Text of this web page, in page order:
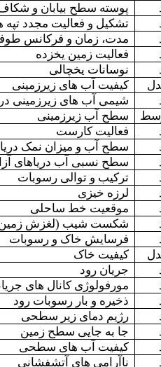
پوسته سطح بیابان و
تشکیل و فعالیت مجدد تپه
مدت، زمان و فرکانس
فعالیت زمین یخزده
نوسانات یخچالی
کیفیت آب های زیرزمینی
شیمی آب های زیرزمینی
سطح آب زیرزمینی
فعالیت کارست
سطح آب و میزان نمک
سطح نسبی آب دریاهای
ترکیب و توالی رسوبات
لرزه خیزی
موقعیت خط ساحلی
شکست شیب (لغزش
فرسایش خاک و رسوبات
کیفیت خاک
جریان رود
مورفولوژی کانال های
ذخیره و بار رسوبات رود
رژیم دمای زیر سطحی
جا به جایی سطح زمین
کیفیت آب های سطحی
ناآرامی های آتشفشانی